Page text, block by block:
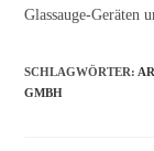
Glassauge-Geräten
SCHLAGWÖRTER:
GMBH